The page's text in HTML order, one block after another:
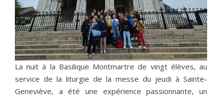
La nuit à la Basilique Montmartre de vingt élèves, au
service de la liturgie de la messe du jeudi à Sainte-
Geneviève, a été une expérience passionnante, un